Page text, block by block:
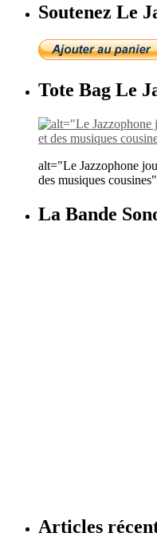
Soutenez Le
Tote Bag Le
alt="Le Jazzophone
des musiques cousines"
La Bande
Articles